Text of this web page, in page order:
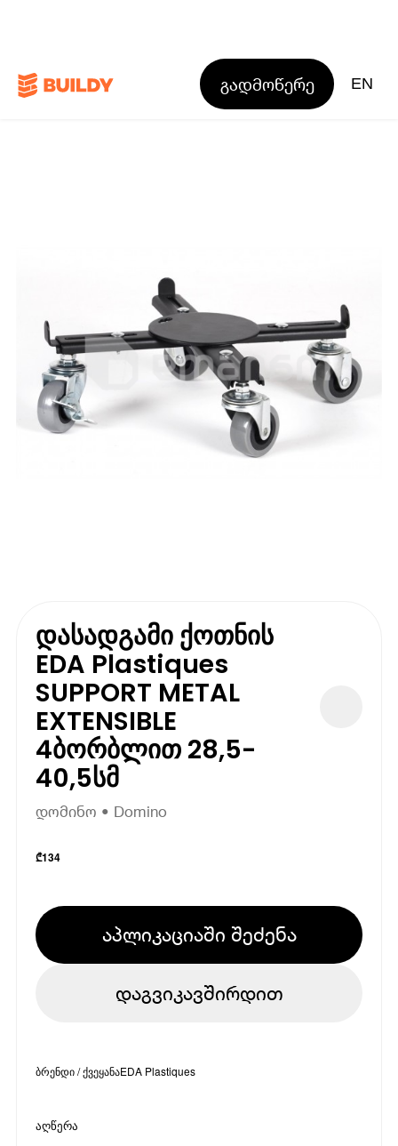
გადმოწერე EN
დასადგამი ქოთნის
EDA Plastiques
SUPPORT METAL
EXTENSIBLE
4ბორბლით 28,5-
40,5სმ
დომინო • Domino
₾134
აპლიკაციაში შეძენა
დაგვიკავშირდით
ბრენდი / ქვეყანაEDA Plastiques
აღწერა